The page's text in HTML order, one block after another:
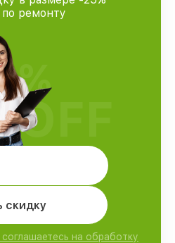
по ремонту
скидку
на обработку
%
OFF